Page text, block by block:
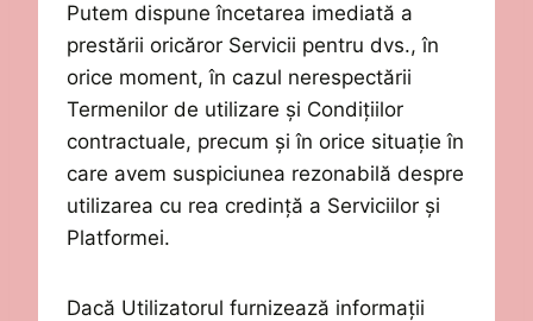
Putem dispune încetarea imediată a
prestării oricăror Servicii pentru dvs., în
orice moment, în cazul nerespectării
Termenilor de utilizare și Condițiilor
contractuale, precum și în orice situație în
care avem suspiciunea rezonabilă despre
utilizarea cu rea credință a Serviciilor și
Platformei.
Dacă Utilizatorul furnizează informații